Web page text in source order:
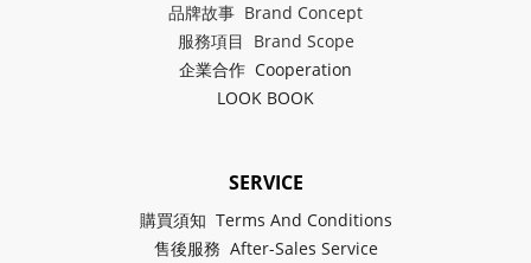
品牌故事 Brand Concept
服務項目 Brand Scope
企業合作 Cooperation
LOOK BOOK
SERVICE
購買須知 Terms And Conditions
售後服務 After-Sales Service